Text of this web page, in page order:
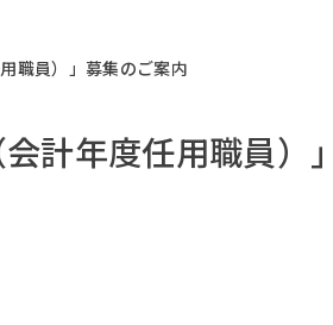
職員）」募集のご案内
計年度任用職員）